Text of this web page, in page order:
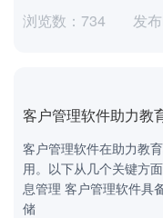
浏览数：734 发
客户管理软件助力教
客户管理软件在助力教
用。以下从几个关键方
息管理 客户管理软件具
储